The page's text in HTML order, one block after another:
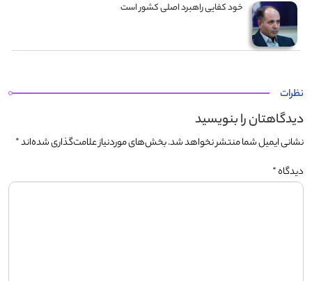
خود کفایی راهبرد اصلی کشور است
نظرات
دیدگاهتان را بنویسید
نشانی ایمیل شما منتشر نخواهد شد.بخش‌های موردنیاز علامت‌گذاری شده‌اند*
دیدگاه*